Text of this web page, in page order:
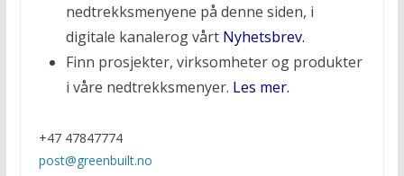
nedtrekksmenyene på denne siden, i
digitale kanalerog vårt Nyhetsbrev.
Finn prosjekter, virksomheter og produkter
i våre nedtrekksmenyer. Les mer.
+47 47847774
post@greenbuilt.no